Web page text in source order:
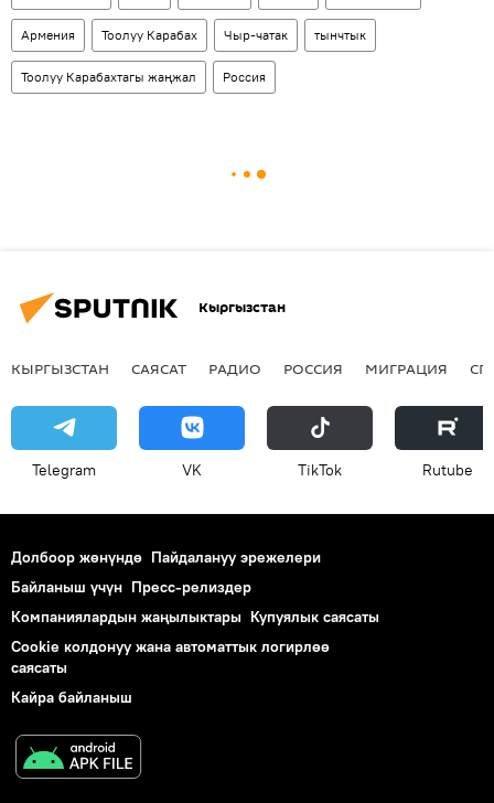
Армения Тоолуу Карабах Чыр-чатак тынчтык
Тоолуу Карабахтагы жаңжал Россия
Кыргызстан
КЫРГЫЗСТАН САЯСАТ РАДИО РОССИЯ МИГРАЦИЯ
Telegram VK ТikТоk Rutube
Долбоор жөнүндө Пайдалануу эрежелери
Байланыш үчүн Пресс-релиздер
Компаниялардын жаңылыктары Купуялык саясаты
Cookie колдонуу жана автоматтык логирлөө
саясаты
Кайра байланыш